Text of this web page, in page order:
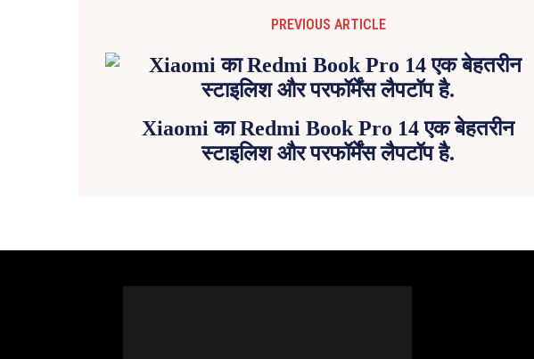
PREVIOUS ARTICLE
Xiaomi का Redmi Book Pro 14 एक बेहतरीन
स्टाइलिश और परफॉर्मेंस लैपटॉप है.